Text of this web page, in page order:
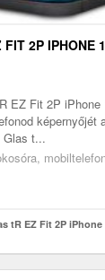
2P IPHONE
EZ Fit 2P iPhone
képernyőjét
Glas t...
tR EZ Fit 2P